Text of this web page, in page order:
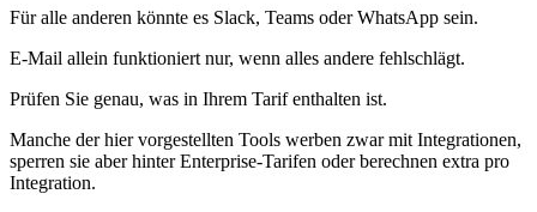
Für alle anderen könnte es Slack, Teams oder WhatsApp sein.
E-Mail allein funktioniert nur, wenn alles andere fehlschlägt.
Prüfen Sie genau, was in Ihrem Tarif enthalten ist.
Manche der hier vorgestellten Tools werben zwar mit Integrationen,
sperren sie aber hinter Enterprise-Tarifen oder berechnen extra pro
Integration.